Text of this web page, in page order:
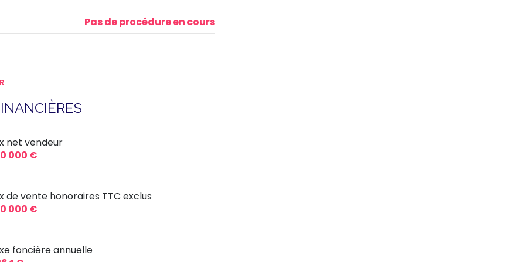
Pas de procédure en cours
net vendeur
000 €
de vente honoraires TTC exclus
000 €
foncière annuelle